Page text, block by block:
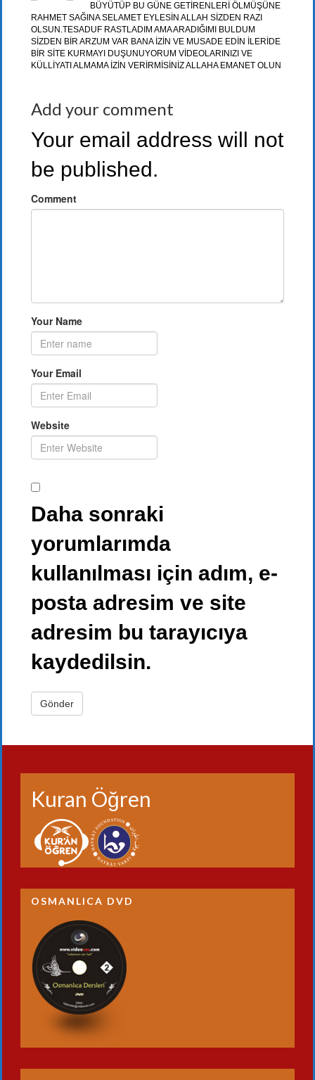
BÜYÜTÜP BU GÜNE GETİRENLERİ ÖLMÜŞÜNE
RAHMET SAĞINA SELAMET EYLESİN ALLAH SİZDEN RAZI
OLSUN.TESADUF RASTLADIM AMA ARADIĞIMI BULDUM
SİZDEN BİR ARZUM VAR BANA İZİN VE MUSADE EDİN İLERİDE
BİR SİTE KURMAYI DUŞUNUYORUM VİDEOLARINIZI VE
KÜLLİYATI ALMAMA İZİN VERİRMİSİNİZ ALLAHA EMANET OLUN
Add your comment
Your email address will not
be published.
Comment
Your Name
Your Email
Website
Daha sonraki
yorumlarımda
kullanılması için adım, e-
posta adresim ve site
adresim bu tarayıcıya
kaydedilsin.
Kuran Öğren
OSMANLICA DVD